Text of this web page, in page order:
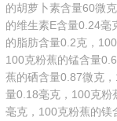
的胡萝卜素含量60微
的维生素E含量0.24毫
的脂肪含量0.2克，
100克粉蕉的锰含量
蕉的硒含量0.87微克
量0.18毫克，100克粉
毫克，100克粉蕉的镁